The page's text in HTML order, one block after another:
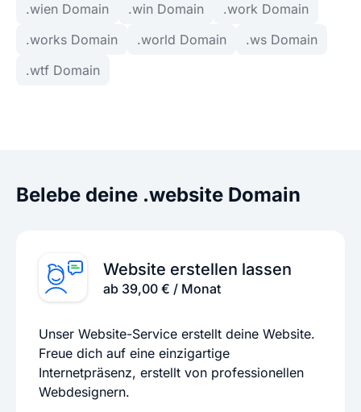
.wien Domain
.win Domain
.work Domain
.works Domain
.world Domain
.ws Domain
.wtf Domain
Belebe deine .website Domain
Website erstellen lassen
ab 39,00 € / Monat
Unser Website-Service erstellt deine Website.
Freue dich auf eine einzigartige
Internetpräsenz, erstellt von professionellen
Webdesignern.